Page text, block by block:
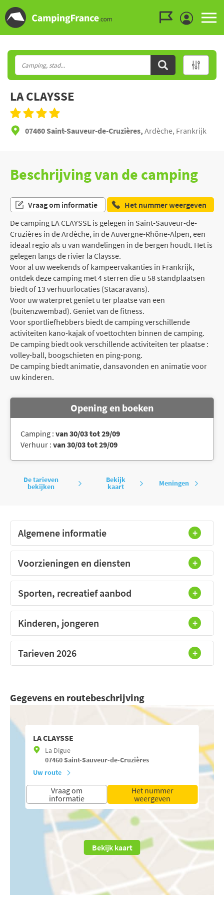
LA CLAYSSE
07460 Saint-Sauveur-de-Cruzières, Ardèche, Frankrijk
Beschrijving van de camping
Vraag om informatie
Het nummer weergeven
De camping LA CLAYSSE is gelegen in Saint-Sauveur-de-
Cruzières in de Ardèche, in de Auvergne-Rhône-Alpen, een
ideaal regio als u van wandelingen in de bergen houdt. Het is
gelegen langs de rivier la Claysse.
Voor al uw weekends of kampeervakanties in Frankrijk,
ontdek deze camping met 4 sterren die u 58 standplaatsen
biedt of 13 verhuurlocaties (Stacaravans).
Voor uw waterpret geniet u ter plaatse van een
(buitenzwembad). Geniet van de fitness.
Voor sportliefhebbers biedt de camping verschillende
activiteiten kano-kajak of voettochten binnen de camping.
De camping biedt ook verschillende activiteiten ter plaatse :
volley-ball, boogschieten en ping-pong.
De camping biedt animatie, dansavonden en animatie voor
uw kinderen.
Opening en boeken
Camping : van 30/03 tot 29/09
Verhuur : van 30/03 tot 29/09
De tarieven
bekijken
Bekijk
kaart Meningen
Algemene informatie
Voorzieningen en diensten
Sporten, recreatief aanbod
Kinderen, jongeren
Tarieven 2026
Gegevens en routebeschrijving
LA CLAYSSE
La Digue
07460Saint-Sauveur-de-Cruzières
Uw route
Vraag om
informatie
Het nummer
weergeven
Bekijk kaart